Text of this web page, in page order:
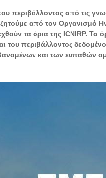
περιβάλλοντος από τις
από τον Οργανισμό
τα όρια της ICNIRP.
του περιβάλλοντος
και των ευπαθών